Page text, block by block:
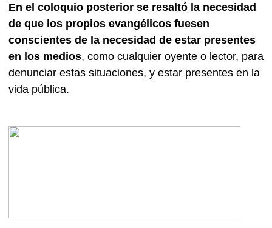
En el coloquio posterior se resaltó la necesidad
de que los propios evangélicos fuesen
conscientes de la necesidad de estar presentes
en los medios, como cualquier oyente o lector, para
denunciar estas situaciones, y estar presentes en la
vida pública.